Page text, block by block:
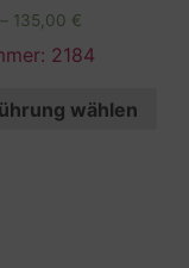
– 135,00 €
2184
wählen